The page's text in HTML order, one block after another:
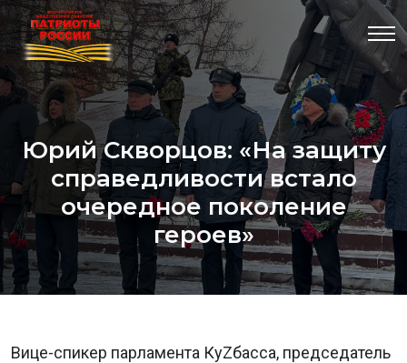
Юрий Скворцов: «На защиту
справедливости встало
очередное поколение
героев»
Вице-спикер парламента КуZбасса, председатель